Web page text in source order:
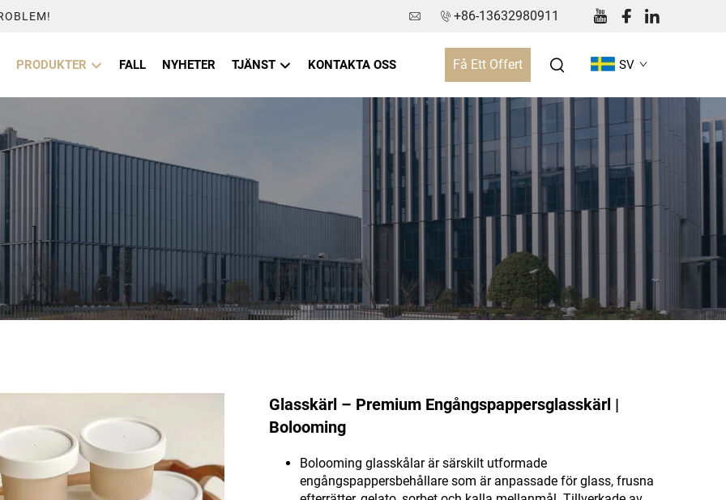
+86-13632980911
PRODUKTER FALL NYHETER TJÄNST KONTAKTA OSS Få Ett Offert SV
Glasskärl – Premium Engångspappersglasskärl |
Bolooming
Bolooming glasskålar är särskilt utformade
engångspappersbehållare som är anpassade för glass, frusna